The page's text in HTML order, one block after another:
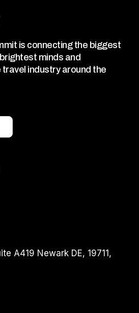
is connecting the biggest
minds and
industry around the
A419 Newark DE, 19711,